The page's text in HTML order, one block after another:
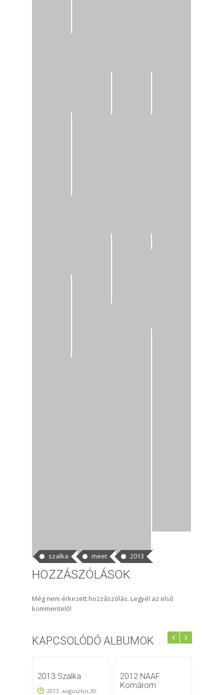
szalka meet 2013
HOZZÁSZÓLÁSOK
Még nem érkezett hozzászólás. Legyél az első
kommentelő!
KAPCSOLÓDÓ ALBUMOK
2013.Szalka
2013. augusztus 30.
2012 NAAF
Komárom